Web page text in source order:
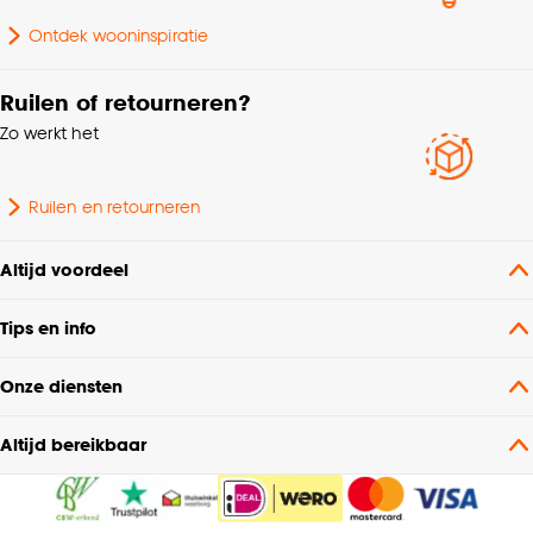
Ontdek wooninspiratie
Ruilen of retourneren?
Zo werkt het
Ruilen en retourneren
Altijd voordeel
Tips en info
Onze diensten
Altijd bereikbaar